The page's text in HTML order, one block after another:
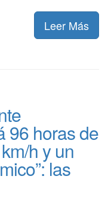
Leer Más
96 horas de
h y un
las